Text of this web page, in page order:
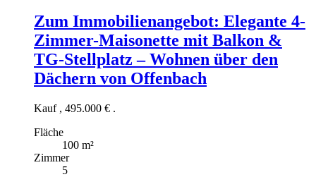
Zum Immobilienangebot: Elegante 4-
Zimmer-Maisonette mit Balkon &
TG-Stellplatz – Wohnen über den
Dächern von Offenbach
Kauf , 495.000 € .
Fläche
100 m²
Zimmer
5